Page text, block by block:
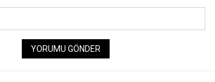
YORUMU GÖNDER